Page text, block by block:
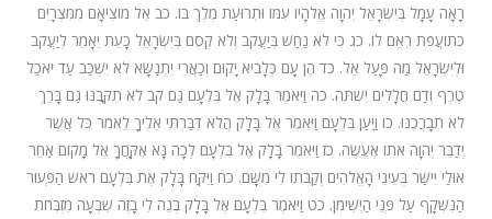
רָאָה עָמָל בְּיִשְׂרָאֵל יְהוָה אֱלֹהָיו עִמּוֹ וּתְרוּעַת מֶלֶךְ בּוֹ. כב אֵל מוֹצִיאָם מִמִּצְרָיִם
כְּתוֹעֲפֹת רְאֵם לוֹ. כג כִּי לֹא נַחַשׁ בְּיַעֲקֹב וְלֹא קֶסֶם בְּיִשְׂרָאֵל כָּעֵת יֵאָמֵר לְיַעֲקֹב
וּלְיִשְׂרָאֵל מַה פָּעַל אֵל. כד הֶן עָם כְּלָבִיא יָקוּם וְכַאֲרִי יִתְנַשָּׂא לֹא יִשְׁכַּב עַד יֹאכַל
טֶרֶף וְדַם חֲלָלִים יִשְׁתֶּה. כה וַיֹּאמֶר בָּלָק אֶל בִּלְעָם גַּם קֹב לֹא תִקֳּבֶנּוּ גַּם בָּרֵךְ
לֹא תְבָרֲכֶנּוּ. כו וַיַּעַן בִּלְעָם וַיֹּאמֶר אֶל בָּלָק הֲלֹא דִּבַּרְתִּי אֵלֶיךָ לֵאמֹר כֹּל אֲשֶׁר
יְדַבֵּר יְהוָה אֹתוֹ אֶעֱשֶׂה. כז וַיֹּאמֶר בָּלָק אֶל בִּלְעָם לְכָה נָּא אֶקָּחֲךָ אֶל מָקוֹם אַחֵר
אוּלַי יִישַׁר בְּעֵינֵי הָאֱלֹהִים וְקַבֹּתוֹ לִי מִשָּׁם. כח וַיִּקַּח בָּלָק אֶת בִּלְעָם רֹאשׁ הַפְּעוֹר
הַנִּשְׁקָף עַל פְּנֵי הַיְשִׁימֹן. כט וַיֹּאמֶר בִּלְעָם אֶל בָּלָק בְּנֵה לִי בָזֶה שִׁבְעָה מִזְבְּחֹת